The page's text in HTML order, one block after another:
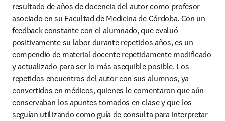
resultado de años de docencia del autor como profesor
asociado en su Facultad de Medicina de Córdoba. Con un
feedback constante con el alumnado, que evaluó
positivamente su labor durante repetidos años, es un
compendio de material docente repetidamente modificado
y actualizado para ser lo más asequible posible. Los
repetidos encuentros del autor con sus alumnos, ya
convertidos en médicos, quienes le comentaron que aún
conservaban los apuntes tomados en clase y que los
seguían utilizando como guía de consulta para interpretar